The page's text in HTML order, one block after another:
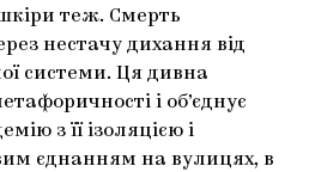
шкіри теж. Смерть
нестачу дихання від
системи. Ця дивна
і об’єднує
з її ізоляцією і
єднанням на вулицях, в